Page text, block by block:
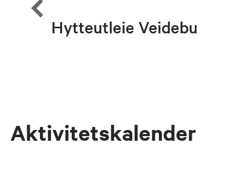
Hytteutleie Veidebu
Aktivitetskalender